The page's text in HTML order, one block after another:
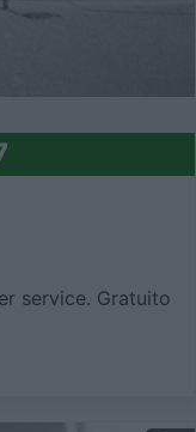
service. Gratuito